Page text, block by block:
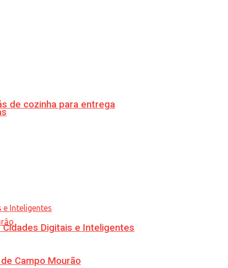
de cozinha para entrega
Campo Mourão
Digitais e Inteligentes